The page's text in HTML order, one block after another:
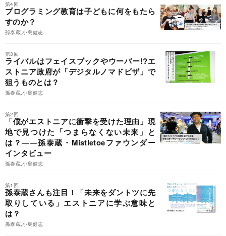
第4回
プログラミング教育は子どもに何をもたら
すのか？
孫泰蔵,小島健志
第3回
ライバルはフェイスブックやウーバー!?エ
ストニア政府が「デジタルノマドビザ」で
狙うものとは？
孫泰蔵,小島健志
第2回
「僕がエストニアに衝撃を受けた理由」現
地で見つけた「つまらなくない未来」と
は？――孫泰蔵・Mistletoeファウンダー
インタビュー
孫泰蔵,小島健志
第1回
孫泰蔵さんも注目！「未来をダントツに先
取りしている」エストニアに学ぶ意味と
は？
孫泰蔵,小島健志